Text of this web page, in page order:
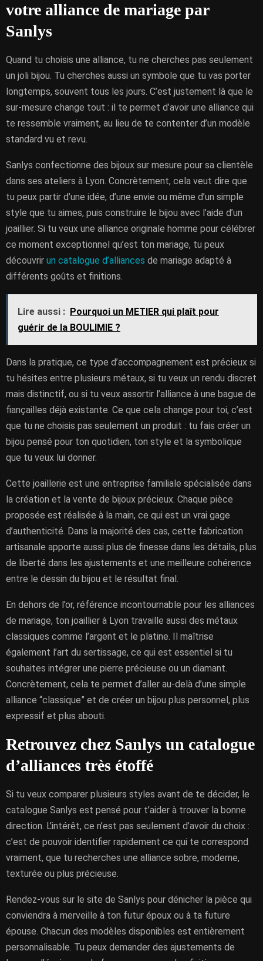
votre alliance de mariage par
Sanlys
Quand tu choisis une alliance, tu ne cherches pas seulement
un joli bijou. Tu cherches aussi un symbole que tu vas porter
longtemps, souvent tous les jours. C’est justement là que le
sur-mesure change tout : il te permet d’avoir une alliance qui
te ressemble vraiment, au lieu de te contenter d’un modèle
standard vu et revu.
Sanlys confectionne des bijoux sur mesure pour sa clientèle
dans ses ateliers à Lyon. Concrètement, cela veut dire que
tu peux partir d’une idée, d’une envie ou même d’un simple
style que tu aimes, puis construire le bijou avec l’aide d’un
joaillier. Si tu veux une alliance originale homme pour célébrer
ce moment exceptionnel qu’est ton mariage, tu peux
découvrir un catalogue d’alliances de mariage adapté à
différents goûts et finitions.
Lire aussi : Pourquoi un METIER qui plaît pour
guérir de la BOULIMIE ?
Dans la pratique, ce type d’accompagnement est précieux si
tu hésites entre plusieurs métaux, si tu veux un rendu discret
mais distinctif, ou si tu veux assortir l’alliance à une bague de
fiançailles déjà existante. Ce que cela change pour toi, c’est
que tu ne choisis pas seulement un produit : tu fais créer un
bijou pensé pour ton quotidien, ton style et la symbolique
que tu veux lui donner.
Cette joaillerie est une entreprise familiale spécialisée dans
la création et la vente de bijoux précieux. Chaque pièce
proposée est réalisée à la main, ce qui est un vrai gage
d’authenticité. Dans la majorité des cas, cette fabrication
artisanale apporte aussi plus de finesse dans les détails, plus
de liberté dans les ajustements et une meilleure cohérence
entre le dessin du bijou et le résultat final.
En dehors de l’or, référence incontournable pour les alliances
de mariage, ton joaillier à Lyon travaille aussi des métaux
classiques comme l’argent et le platine. Il maîtrise
également l’art du sertissage, ce qui est essentiel si tu
souhaites intégrer une pierre précieuse ou un diamant.
Concrètement, cela te permet d’aller au-delà d’une simple
alliance “classique” et de créer un bijou plus personnel, plus
expressif et plus abouti.
Retrouvez chez Sanlys un catalogue
d’alliances très étoffé
Si tu veux comparer plusieurs styles avant de te décider, le
catalogue Sanlys est pensé pour t’aider à trouver la bonne
direction. L’intérêt, ce n’est pas seulement d’avoir du choix :
c’est de pouvoir identifier rapidement ce qui te correspond
vraiment, que tu recherches une alliance sobre, moderne,
texturée ou plus précieuse.
Rendez-vous sur le site de Sanlys pour dénicher la pièce qui
conviendra à merveille à ton futur époux ou à ta future
épouse. Chacun des modèles disponibles est entièrement
personnalisable. Tu peux demander des ajustements de